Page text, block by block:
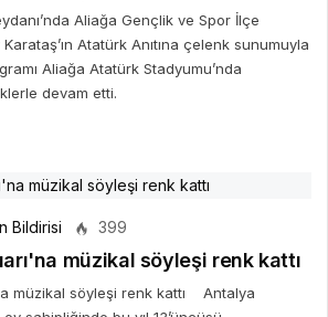
Aliağa Gençlik ve Spor İlçe
Atatürk Anıtına çelenk sunumuyla
Aliağa Atatürk Stadyumu’nda
devam etti.
Bildirisi 399
müzikal söyleşi renk kattı
müzikal söyleşi renk kattı Antalya